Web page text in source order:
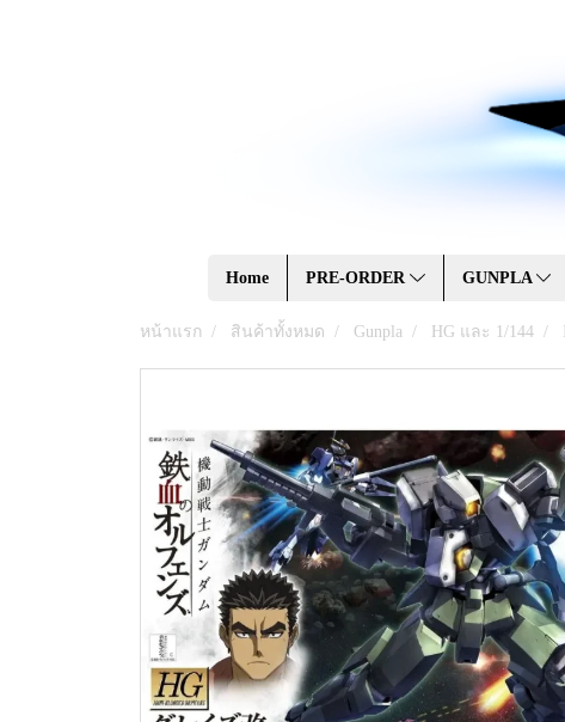
Home PRE-ORDER GUNPLA
หน้าแรก สินค้าทั้งหมด Gunpla HG และ 1/144